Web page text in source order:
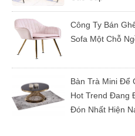
Công Ty Bán
Sofa Một Chỗ
Bàn Trà Mini Để
Hot Trend Đang
Đón Nhất Hiện